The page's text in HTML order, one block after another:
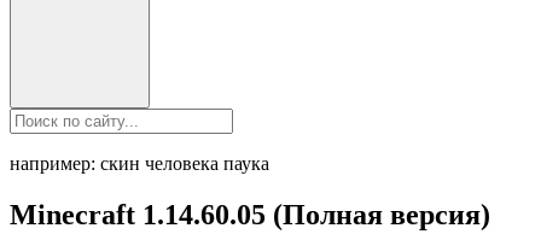
например: скин человека паука
Minecraft 1.14.60.05 (Полная версия)